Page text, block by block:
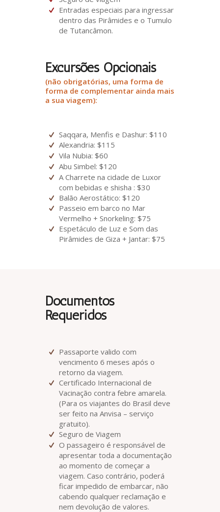
Entradas especiais para ingressar
dentro das Pirâmides e o Tumulo
de Tutancâmon.
Excursões Opcionais
(não obrigatórias, uma forma de
forma de complementar ainda mais
a sua viagem):
Saqqara, Menfis e Dashur: $110
Alexandria: $115
Vila Nubia: $60
Abu Simbel: $120
A Charrete na cidade de Luxor
com bebidas e shisha : $30
Balão Aerostático: $120
Passeio em barco no Mar
Vermelho + Snorkeling: $75
Espetáculo de Luz e Som das
Pirâmides de Giza + Jantar: $75
Documentos
Requeridos
Passaporte valido com
vencimento 6 meses após o
retorno da viagem.
Certificado Internacional de
Vacinação contra febre amarela.
(Para os viajantes do Brasil deve
ser feito na Anvisa – serviço
gratuito).
Seguro de Viagem
O passageiro é responsável de
apresentar toda a documentação
ao momento de começar a
viagem. Caso contrário, poderá
ficar impedido de embarcar, não
cabendo qualquer reclamação e
nem devolução de valores.